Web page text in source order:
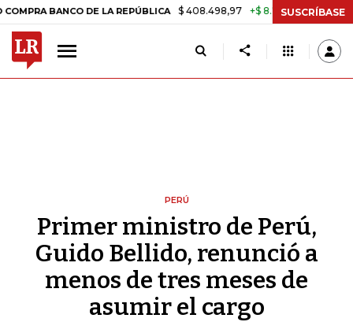
DE LA REPÚBLICA $ 408.498,97 +$ 8.753,81 +2,19% TASA
SUSCRÍBASE
PERÚ
Primer ministro de Perú,
Guido Bellido, renunció a
menos de tres meses de
asumir el cargo